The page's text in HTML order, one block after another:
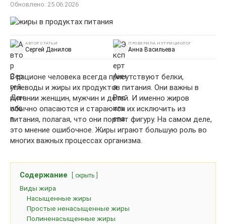
Обновлено: 25.06.2026
АВТОР СТАТЬИ
Сергей Данилов
ПРОВЕРИЛА НУТРИЦИОЛОГ
Анна Васильева
В рационе человека всегда присутствуют белки,
углеводы и жиры их продуктов питания. Они важны в
питании женщин, мужчин и детей. И именно жиров
обычно опасаются и стараются их исключить из
питания, полагая, что они портят фигуру. На самом деле,
это мнение ошибочное. Жиры играют большую роль во
многих важных процессах организма.
Содержание скрыть
Виды жира
Насыщенные жиры
Простые ненасыщенные жиры
Полиненасыщенные жиры